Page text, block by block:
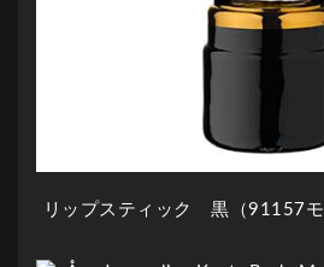
リップスティック 黒（91157